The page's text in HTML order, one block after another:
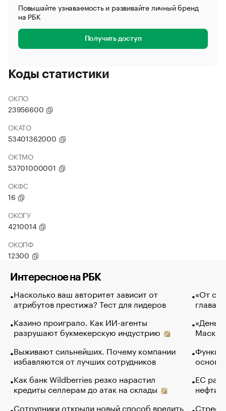
Повышайте узнаваемость и развивайте личный бренд
на РБК
Получить доступ
Коды статистики
ОКПО
23956600
ОКАТО
53401362000
ОКТМО
53701000001
ОКФС
16
ОКОГУ
4210014
ОКОПФ
12300
Интересное на РБК
Насколько ваш авторитет зависит от
атрибутов престижа? Тест для лидеров
Казино проиграло. Как ИИ-агенты
разрушают букмекерскую индустрию
Выживают сильнейших. Почему компании
избавляются от лучших сотрудников
Как банк Wildberries резко нарастил
кредиты селлерам до атак на склады
Сотрудники открыли новый способ вредить
«От
глава
Маск в
основ
ЕС
нефти